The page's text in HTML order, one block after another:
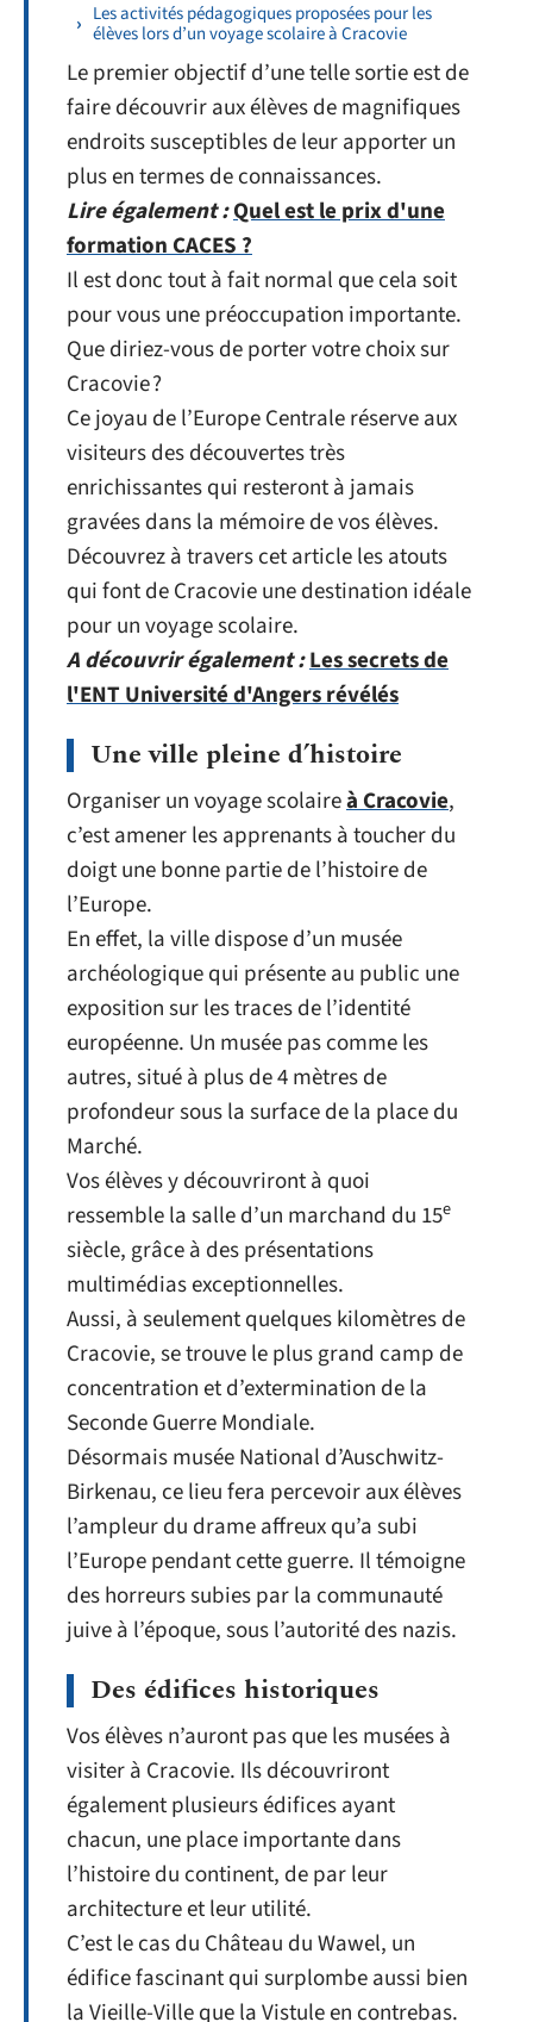
Les activités pédagogiques proposées pour les
élèves lors d’un voyage scolaire à Cracovie
Le premier objectif d’une telle sortie est de
faire découvrir aux élèves de magnifiques
endroits susceptibles de leur apporter un
plus en termes de connaissances.
Lire également :Quel est le prix d'une
formation CACES ?
Il est donc tout à fait normal que cela soit
pour vous une préoccupation importante.
Que diriez-vous de porter votre choix sur
Cracovie ?
Ce joyau de l’Europe Centrale réserve aux
visiteurs des découvertes très
enrichissantes qui resteront à jamais
gravées dans la mémoire de vos élèves.
Découvrez à travers cet article les atouts
qui font de Cracovie une destination idéale
pour un voyage scolaire.
A découvrir également :Les secrets de
l'ENT Université d'Angers révélés
Une ville pleine d’histoire
Organiser un voyage scolaireà Cracovie,
c’est amener les apprenants à toucher du
doigt une bonne partie de l’histoire de
l’Europe.
En effet, la ville dispose d’un musée
archéologique qui présente au public une
exposition sur les traces de l’identité
européenne. Un musée pas comme les
autres, situé à plus de 4 mètres de
profondeur sous la surface de la place du
Marché.
Vos élèves y découvriront à quoi
ressemble la salle d’un marchand du 15e
siècle, grâce à des présentations
multimédias exceptionnelles.
Aussi, à seulement quelques kilomètres de
Cracovie, se trouve le plus grand camp de
concentration et d’extermination de la
Seconde Guerre Mondiale.
Désormais musée National d’Auschwitz-
Birkenau, ce lieu fera percevoir aux élèves
l’ampleur du drame affreux qu’a subi
l’Europe pendant cette guerre. Il témoigne
des horreurs subies par la communauté
juive à l’époque, sous l’autorité des nazis.
Des édifices historiques
Vos élèves n’auront pas que les musées à
visiter à Cracovie. Ils découvriront
également plusieurs édifices ayant
chacun, une place importante dans
l’histoire du continent, de par leur
architecture et leur utilité.
C’est le cas du Château du Wawel, un
édifice fascinant qui surplombe aussi bien
la Vieille-Ville que la Vistule en contrebas.